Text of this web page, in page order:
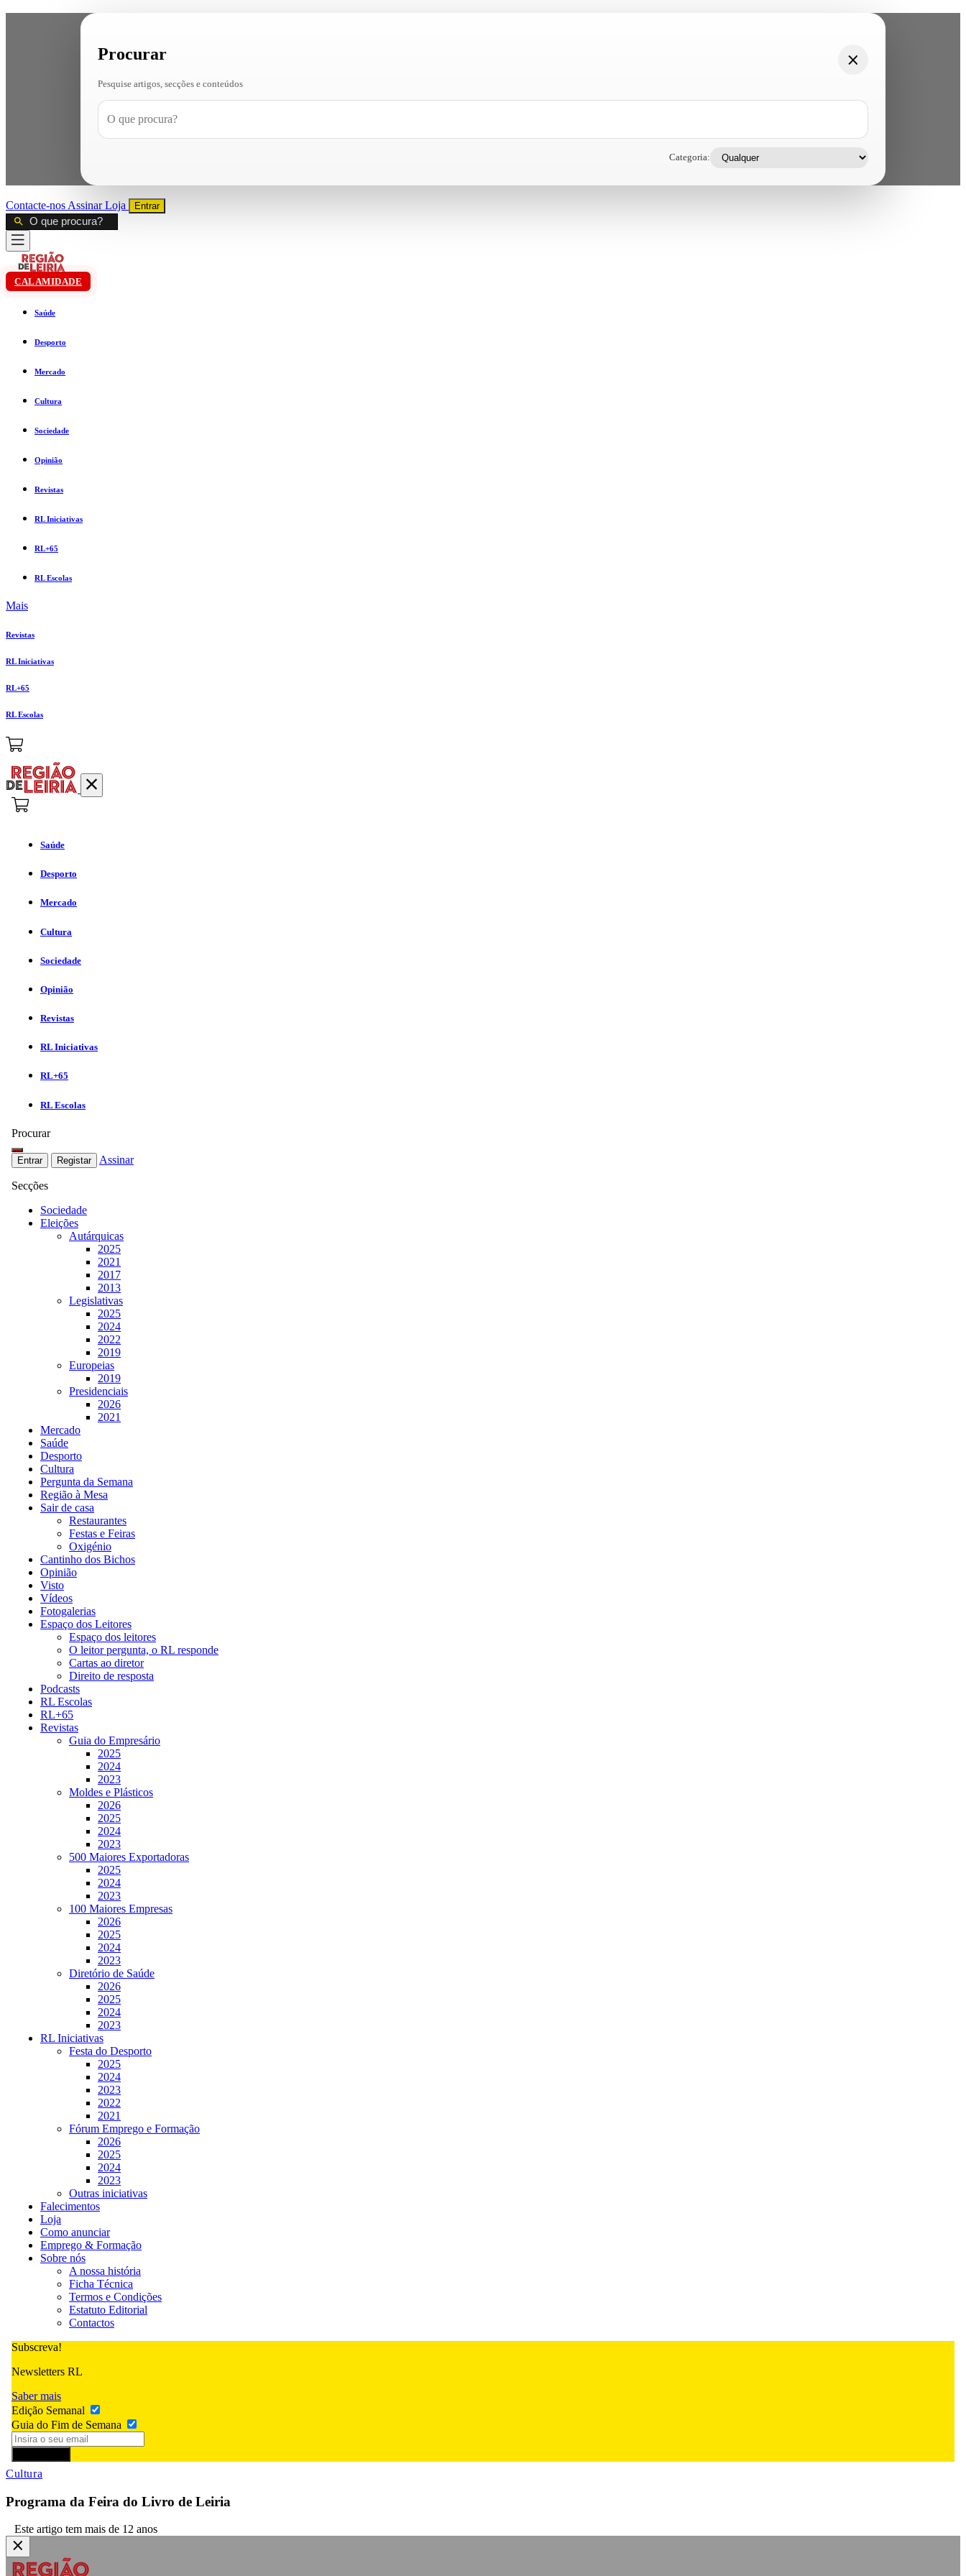
Procurar
Pesquise artigos, secções e conteúdos
Categoria:
Contacte-nos AssinarLoja Entrar
CALAMIDADE
Saúde
Desporto
Mercado
Cultura
Sociedade
Opinião
Revistas
RL Iniciativas
RL+65
RL Escolas
Mais
Revistas
RL Iniciativas
RL+65
RL Escolas
Saúde
Desporto
Mercado
Cultura
Sociedade
Opinião
Revistas
RL Iniciativas
RL+65
RL Escolas
Procurar
Entrar Registar Assinar
Secções
Sociedade
Eleições
Autárquicas
2025
2021
2017
2013
Legislativas
2025
2024
2022
2019
Europeias
2019
Presidenciais
2026
2021
Mercado
Saúde
Desporto
Cultura
Pergunta da Semana
Região à Mesa
Sair de casa
Restaurantes
Festas e Feiras
Oxigénio
Cantinho dos Bichos
Opinião
Visto
Vídeos
Fotogalerias
Espaço dos Leitores
Espaço dos leitores
O leitor pergunta, o RL responde
Cartas ao diretor
Direito de resposta
Podcasts
RL Escolas
RL+65
Revistas
Guia do Empresário
2025
2024
2023
Moldes e Plásticos
2026
2025
2024
2023
500 Maiores Exportadoras
2025
2024
2023
100 Maiores Empresas
2026
2025
2024
2023
Diretório de Saúde
2026
2025
2024
2023
RL Iniciativas
Festa do Desporto
2025
2024
2023
2022
2021
Fórum Emprego e Formação
2026
2025
2024
2023
Outras iniciativas
Falecimentos
Loja
Como anunciar
Emprego & Formação
Sobre nós
A nossa história
Ficha Técnica
Termos e Condições
Estatuto Editorial
Contactos
Subscreva!
Newsletters RL
Saber mais
Edição Semanal
Guia do Fim de Semana
Cultura
Programa da Feira do Livro de Leiria
Este artigo tem mais de 12 anos